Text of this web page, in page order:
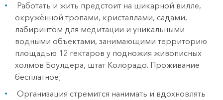
Работать и жить предстоит на шикарной вилле,
окружённой тропами, кристаллами, садами,
лабиринтом для медитации и уникальными
водными объектами, занимающими территорию
площадью 12 гектаров у подножия живописных
холмов Боулдера, штат Колорадо. Проживание
бесплатное;
Организация стремится нанимать и вдохновлять